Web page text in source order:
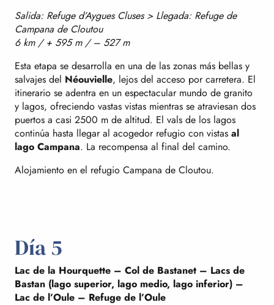
Salida: Refuge d’Aygues Cluses > Llegada: Refuge de
Campana de Cloutou
6 km / + 595 m / – 527 m
Esta etapa se desarrolla en una de las zonas más bellas y
salvajes del Néouvielle, lejos del acceso por carretera. El
itinerario se adentra en un espectacular mundo de granito
y lagos, ofreciendo vastas vistas mientras se atraviesan dos
puertos a casi 2500 m de altitud. El vals de los lagos
continúa hasta llegar al acogedor refugio con vistas al
lago Campana. La recompensa al final del camino.
Alojamiento en el refugio Campana de Cloutou.
Día 5
Lac de la Hourquette – Col de Bastanet – Lacs de
Bastan (lago superior, lago medio, lago inferior) –
Lac de l’Oule – Refuge de l’Oule